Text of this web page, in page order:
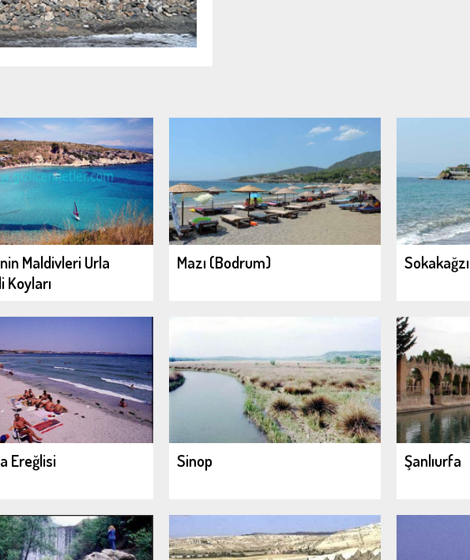
Maldivleri Urla
Koyları
Mazı (Bodrum) Sokakağzı
Ereğlisi Sinop Şanlıurfa